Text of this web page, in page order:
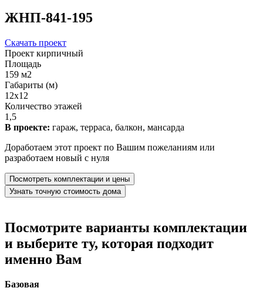
ЖНП-841-195
Скачать проект
Проект кирпичный
Площадь
159 м2
Габариты (м)
12х12
Количество этажей
1,5
В проекте: гараж, терраса, балкон, мансарда
Доработаем этот проект по Вашим пожеланиям или
разработаем новый с нуля
Посмотреть комплектации и цены
Узнать точную стоимость дома
Посмотрите варианты комплектации
и выберите ту, которая подходит
именно Вам
Базовая